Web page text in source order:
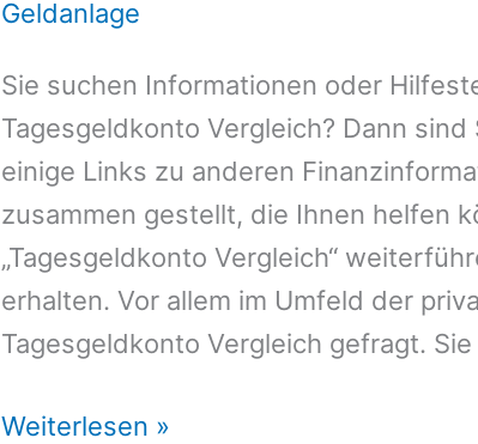
Geldanlage
Sie suchen Informationen oder
Tagesgeldkonto Vergleich? Dann
einige Links zu anderen
zusammen gestellt, die Ihnen helfen
„Tagesgeldkonto Vergleich“
erhalten. Vor allem im Umfeld der
Tagesgeldkonto Vergleich gefragt.
Tagesgeldkonto
Weiterlesen »